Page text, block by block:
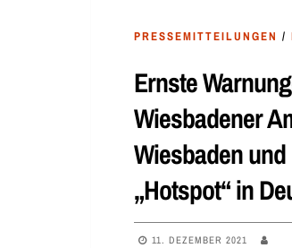
PRESSEMITTEILUNGEN /
Ernste
Wiesbadener
Wiesbaden
„Hotspot“ in
11. DEZEMBER 2021